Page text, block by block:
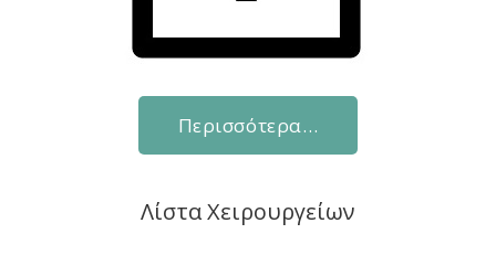
Περισσότερα…
Λίστα Χειρουργείων